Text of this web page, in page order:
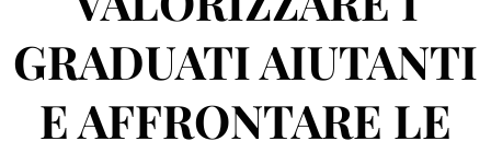
GRADUATI AIUTANTI
E AFFRONTARE LE